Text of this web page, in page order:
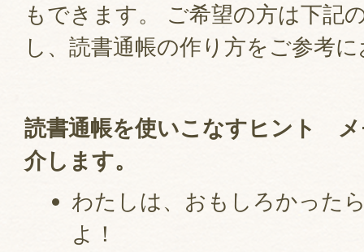
もできます。 ご希望の方は下記
し、読書通帳の作り方をご参考
読書通帳を使いこなすヒント
介します。
わたしは、おもしろかった
よ！